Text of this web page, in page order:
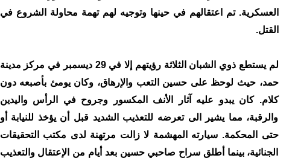
العسكرية. تم اعتقالهم في حينها وتوجيه لهم تهمة محاولة الشروع في
القتل.
لم يستطع ذوي الشبان الثلاثة رؤيتهم إلا في 29 ديسمبر في مركز مدينة
حمد، حيث لوحظ على حسين التعب والإرهاق، وكان يومئ بأصبعه دون
كلام. كان يبدو عليه آثار الأنف المكسور وجروح في الرأس واليدين
والرقبة، مما يشير الى تعرضه للتعذيب الشديد قبل أن يؤخذ للنيابة أو
حتى المحكمة. سيارته المهشمة لا زالت مرتهنة لدى مكتب التحقيقات
الجنائية، بينما أطلق سراح صاحبي حسين بعد أيام من الإعتقال والتعذيب